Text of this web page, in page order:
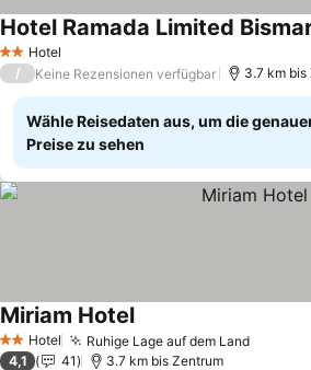
2 Sterne
Hotel
Hotel Ramada Limited
/ Keine Rezensionen verfügbar 3.7 km bis
Wähle Reisedaten aus, um die
Preise zu sehen
2 Sterne
Hotel Ruhige Lage auf dem LandPreise
Miriam HotelPreise sehen
4,1 41 3.7 km bis Zentrum